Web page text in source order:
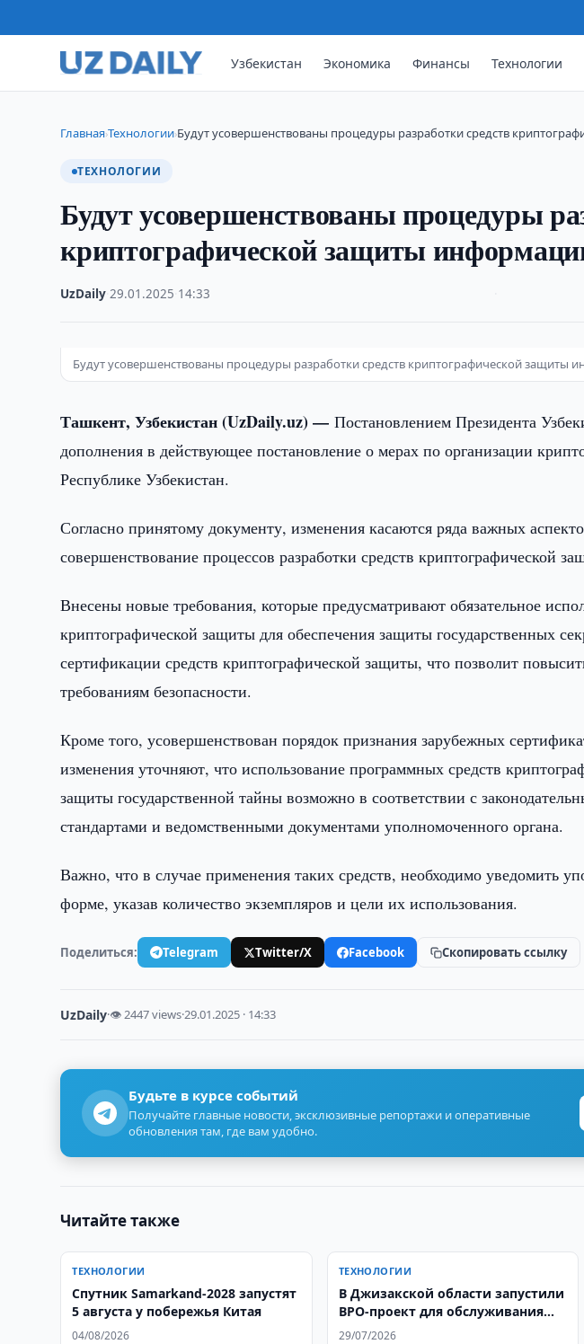
Узбекистан Экономика Финансы Технологии
Главная›Технологии›Будут усовершенствованы процедуры разработки средств
ТЕХНОЛОГИИ
Будут усовершенствованы процедуры
криптографической защиты
UzDaily ·29.01.2025 14:33
Будут усовершенствованы процедуры разработки средств криптографической защиты
Ташкент, Узбекистан (UzDaily.uz) —Постановлением Президента
дополнения в действующее постановление о мерах по организации
Республике Узбекистан.
Согласно принятому документу, изменения касаются ряда важных
совершенствование процессов разработки средств криптографической
Внесены новые требования, которые предусматривают обязательное
криптографической защиты для обеспечения защиты государственных
сертификации средств криптографической защиты, что позволит
требованиям безопасности.
Кроме того, усовершенствован порядок признания зарубежных
изменения уточняют, что использование программных средств
защиты государственной тайны возможно в соответствии с
стандартами и ведомственными документами уполномоченного органа.
Важно, что в случае применения таких средств, необходимо уведомить
форме, указав количество экземпляров и цели их использования.
Поделиться: Telegram Twitter/X Facebook Скопировать ссылку
UzDaily·👁 2447 views·29.01.2025 · 14:33
Будьте в курсе событий
Получайте главные новости, эксклюзивные репортажи и оперативные
обновления там, где вам удобно.
Читайте также
ТЕХНОЛОГИИ
Спутник Samarkand-2028 запустят
5 августа у побережья Китая
04/08/2026
ТЕХНОЛОГИИ
В Джизакской области запустили
BPO-проект для обслуживания
грузоперевозок в США
29/07/2026